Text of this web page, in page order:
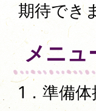
期待でき
メニュ
1．準備体